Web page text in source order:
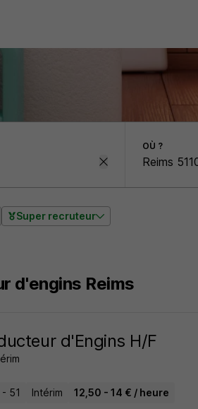
OÙ ?
Super recruteur
d'engins Reims
d'Engins H/F
- 51 Intérim 12,50 - 14 € / heure